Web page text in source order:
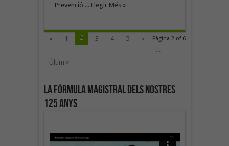
Prevenció ... Llegir Més »
Pàgina 2 of 6
« 1 2 3 4 5
»
...
Últim »
La fórmula magistral dels nostres
125 anys